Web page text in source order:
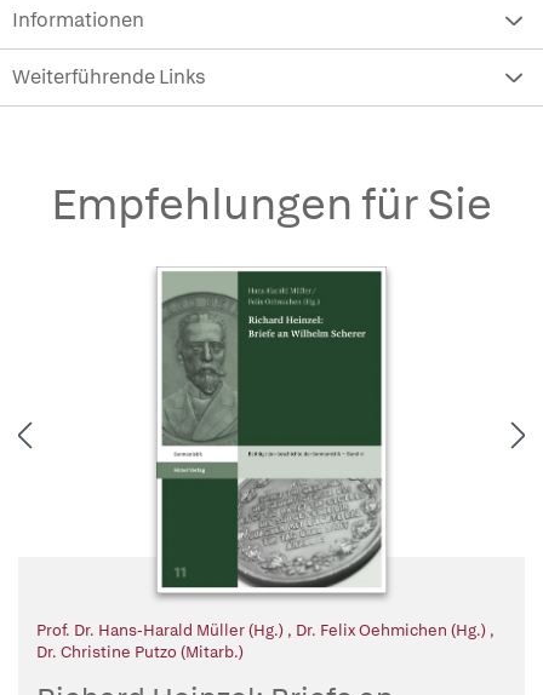
Informationen
Weiterführende Links
Empfehlungen für Sie
Prof. Dr. Hans-Harald Müller (Hg.) , Dr. Felix Oehmichen (Hg.) ,
Dr. Christine Putzo (Mitarb.)